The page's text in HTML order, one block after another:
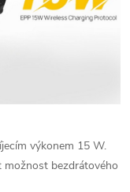
výkonem 15 W.
možnost bezdrátového